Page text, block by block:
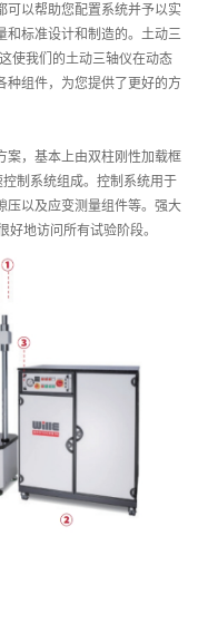
可以帮助您配置系统并予以实
和标准设计和制造的。土动三
使我们的土动三轴仪在动态
种组件，为您提供了更好的方
案，基本上由双柱刚性加载框
制系统组成。控制系统用于
压以及应变测量组件等。强大
好地访问所有试验阶段。